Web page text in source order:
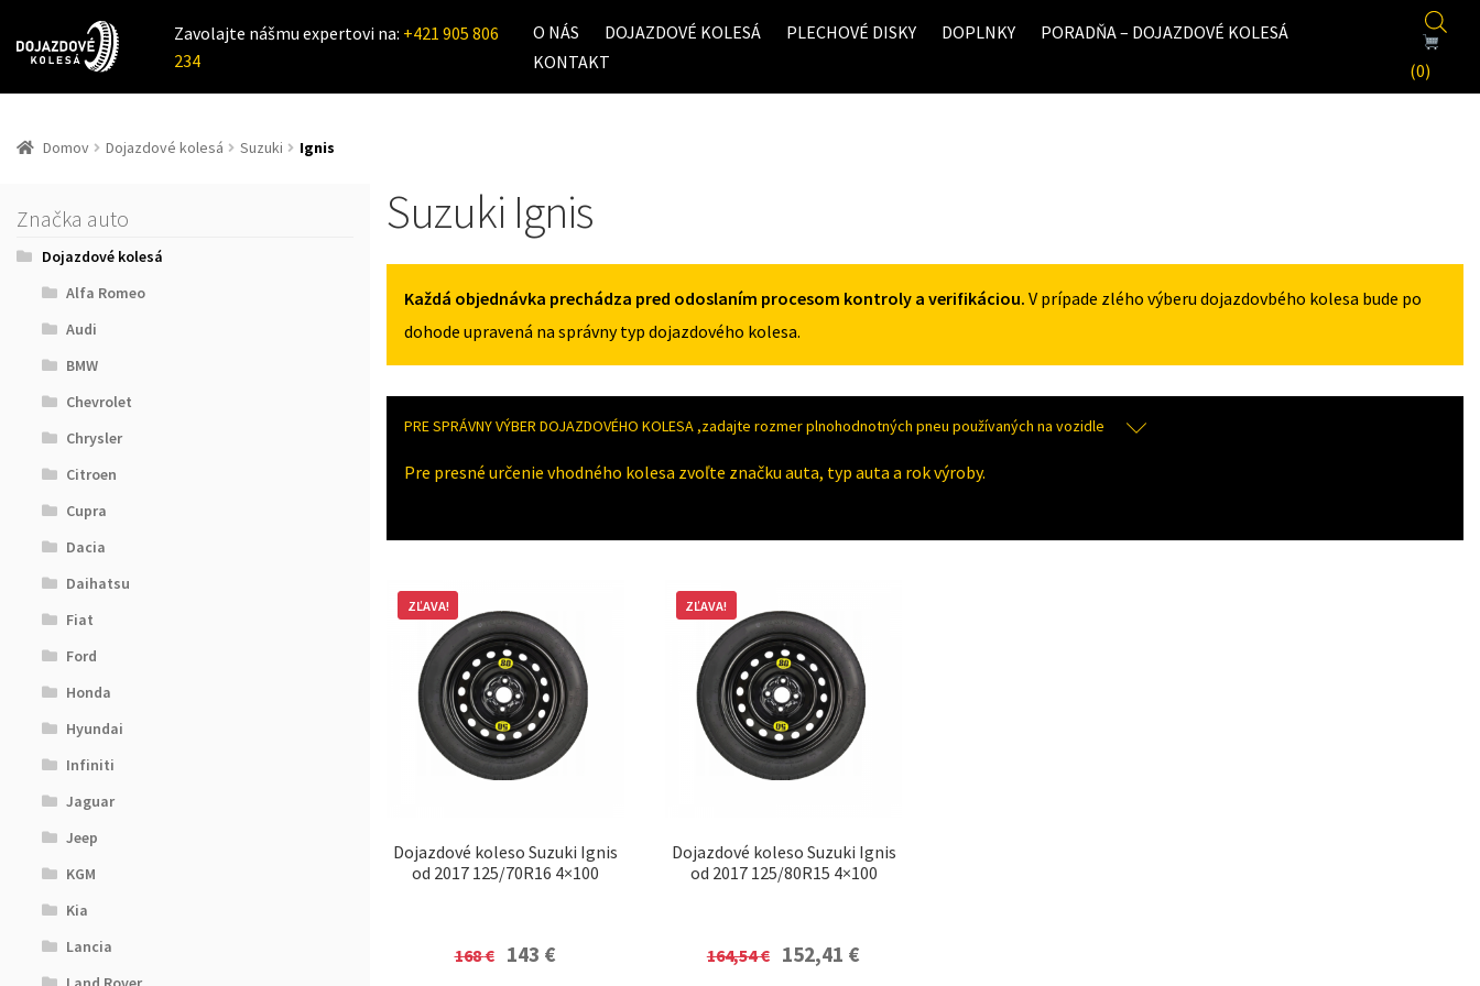
Zavolajte nášmu expertovi na: +421 905 806
234
O NÁS DOJAZDOVÉ KOLESÁ PLECHOVÉ DISKY DOPLNKY
PORADŇA – DOJAZDOVÉ KOLESÁ
KONTAKT
(0)
Domov Dojazdové kolesá Suzuki Ignis
Značka auto
Dojazdové kolesá
Alfa Romeo
Audi
BMW
Chevrolet
Chrysler
Citroen
Cupra
Dacia
Daihatsu
Fiat
Ford
Honda
Hyundai
Infiniti
Jaguar
Jeep
KGM
Kia
Lancia
Suzuki Ignis
Každá objednávka prechádza pred odoslaním procesom kontroly a verifikáciou. V prípade zlého výberu dojazdovbého kolesa bude po
dohode upravená na správny typ dojazdového kolesa.
PRE SPRÁVNY VÝBER DOJAZDOVÉHO KOLESA ,zadajte rozmer plnohodnotných pneu používaných na vozidle
Pre presné určenie vhodného kolesa zvoľte značku auta, typ auta a rok výroby.
Dojazdové koleso Suzuki Ignis
od 2017 125/70R16 4×100
ZĽAVA!
168€
Original
143 €
Dojazdové koleso Suzuki Ignis
od 2017 125/80R15 4×100
ZĽAVA!
164,54€
Original
152,41 €